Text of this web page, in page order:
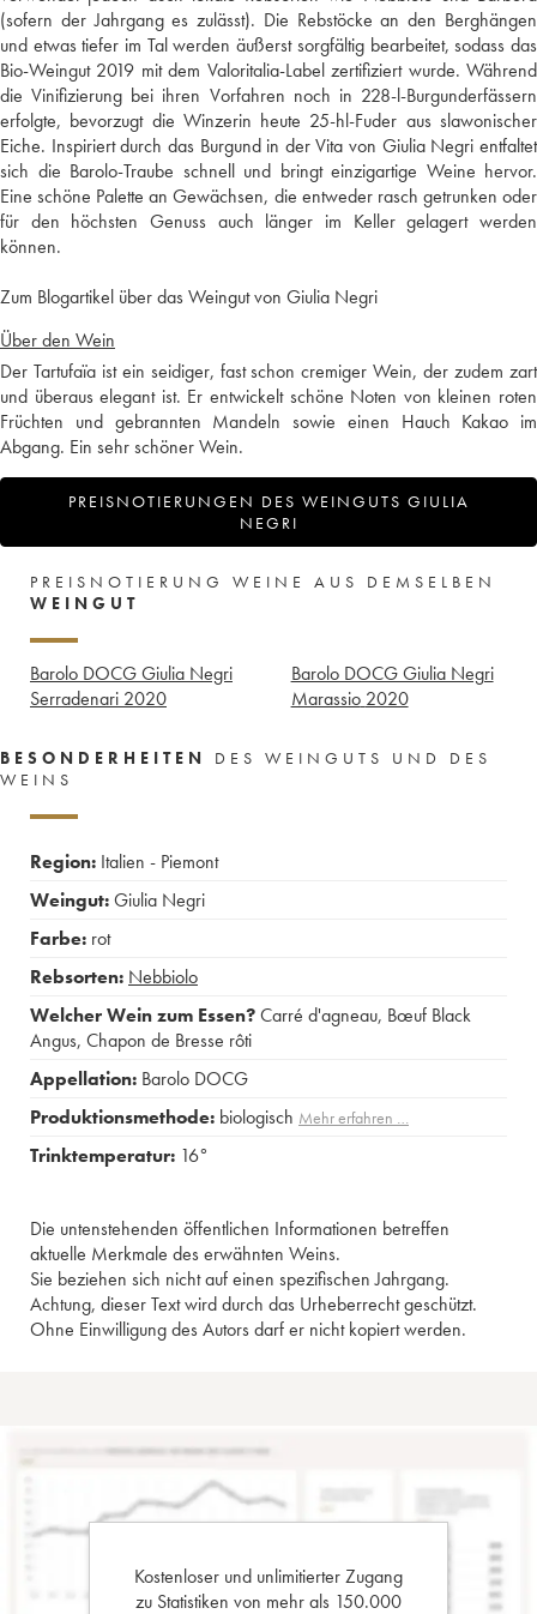
(sofern der Jahrgang es zulässt). Die Rebstöcke an den Berghängen
und etwas tiefer im Tal werden äußerst sorgfältig bearbeitet, sodass das
Bio-Weingut 2019 mit dem Valoritalia-Label zertifiziert wurde. Während
die Vinifizierung bei ihren Vorfahren noch in 228-l-Burgunderfässern
erfolgte, bevorzugt die Winzerin heute 25-hl-Fuder aus slawonischer
Eiche. Inspiriert durch das Burgund in der Vita von Giulia Negri entfaltet
sich die Barolo-Traube schnell und bringt einzigartige Weine hervor.
Eine schöne Palette an Gewächsen, die entweder rasch getrunken oder
für den höchsten Genuss auch länger im Keller gelagert werden
können.
Zum Blogartikel über das Weingut von Giulia Negri
Über den Wein
Der Tartufaïa ist ein seidiger, fast schon cremiger Wein, der zudem zart
und überaus elegant ist. Er entwickelt schöne Noten von kleinen roten
Früchten und gebrannten Mandeln sowie einen Hauch Kakao im
Abgang. Ein sehr schöner Wein.
PREISNOTIERUNGEN DES WEINGUTS GIULIA
NEGRI
PREISNOTIERUNG WEINE AUS DEMSELBEN
WEINGUT
Barolo DOCG Giulia Negri
Serradenari 2020
Barolo DOCG Giulia Negri
Marassio 2020
BESONDERHEITEN
DES WEINGUTS UND DES
WEINS
Region: Italien - Piemont
Weingut:Giulia Negri
Farbe: rot
Rebsorten: Nebbiolo
Welcher Wein zum Essen?Carré d'agneau, Bœuf Black
Angus, Chapon de Bresse rôti
Appellation: Barolo DOCG
Produktionsmethode: biologisch Mehr erfahren …
Trinktemperatur: 16°
Die untenstehenden öffentlichen Informationen betreffen
aktuelle Merkmale des erwähnten Weins.
Sie beziehen sich nicht auf einen spezifischen Jahrgang.
Achtung, dieser Text wird durch das Urheberrecht geschützt.
Ohne Einwilligung des Autors darf er nicht kopiert werden.
Kostenloser und unlimitierter Zugang
zu Statistiken von mehr als 150.000